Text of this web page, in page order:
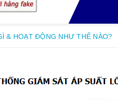
& HOẠT ĐỘNG NHƯ THẾ NÀO?